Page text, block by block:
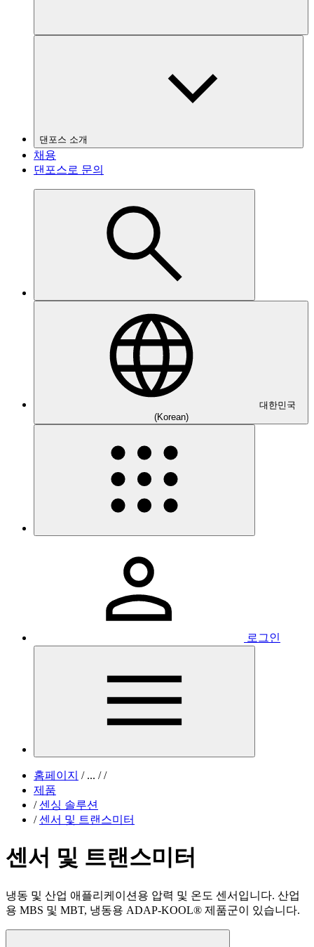
댄포스 소개
채용
댄포스로 문의
대한민국
(Korean)
로그인
홈페이지 /... / /
제품
/ 센싱 솔루션
/ 센서 및 트랜스미터
센서 및 트랜스미터
냉동 및 산업 애플리케이션용 압력 및 온도 센서입니다. 산업
용 MBS 및 MBT, 냉동용 ADAP-KOOL® 제품군이 있습니다.